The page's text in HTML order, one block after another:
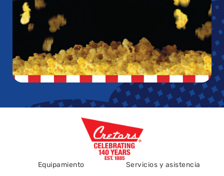
Equipamiento
Servicios y asistencia